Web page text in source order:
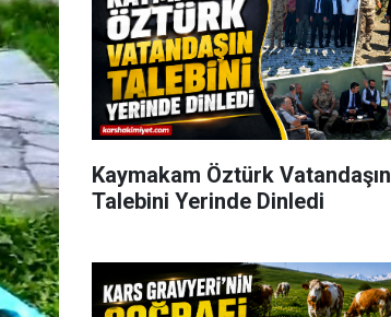
Kaymakam Öztürk Vatandaşın
Talebini Yerinde Dinledi